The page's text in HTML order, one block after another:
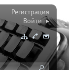
Регистрация
Войти ▸